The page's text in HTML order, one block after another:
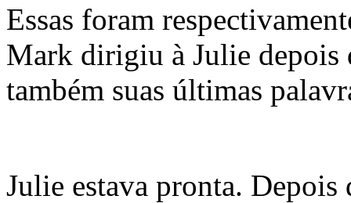
Essas foram
Mark dirigiu à Julie
também suas últimas
Julie estava pronta. Depois